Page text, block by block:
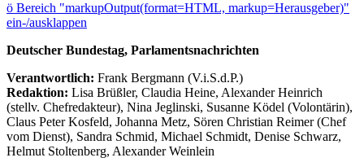
ö Bereich "markupOutput(format=HTML, markup=Herausgeber)"
ein-/ausklappen
Deutscher Bundestag, Parlamentsnachrichten
Verantwortlich: Frank Bergmann (V.i.S.d.P.)
Redaktion: Lisa Brüßler, Claudia Heine, Alexander Heinrich
(stellv. Chefredakteur), Nina Jeglinski, Susanne Ködel (Volontärin),
Claus Peter Kosfeld, Johanna Metz, Sören Christian Reimer (Chef
vom Dienst), Sandra Schmid, Michael Schmidt, Denise Schwarz,
Helmut Stoltenberg, Alexander Weinlein